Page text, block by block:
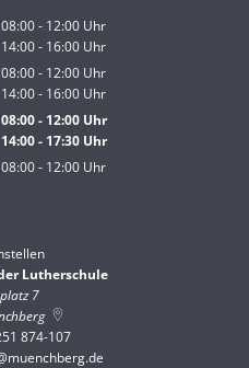
08:00- 12:00 Uhr
Von 08:00 bis 12:00 Uhr
14:00- 16:00 Uhr
Von 14:00 bis 16:00 Uhr
08:00- 12:00 Uhr
Von 08:00 bis 12:00 Uhr
14:00- 16:00 Uhr
Von 14:00 bis 16:00 Uhr
08:00- 12:00Uhr
Von 08:00 bis 12:00 Uhr
14:00- 17:30Uhr
Von 14:00 bis 17:30 Uhr
08:00- 12:00 Uhr
Lutherschule
7
874-107